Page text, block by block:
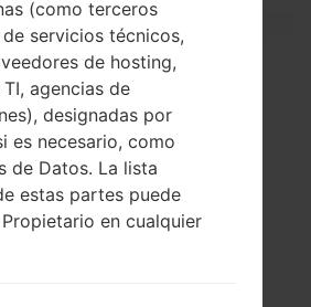
Interfaces
-
versión 2.1, A2DP
No
-
No
No
USB 2.0
-
(como terceros
servicios técnicos,
de hosting,
agencias de
designadas por
es necesario, como
de Datos. La lista
estas partes puede
en cualquier